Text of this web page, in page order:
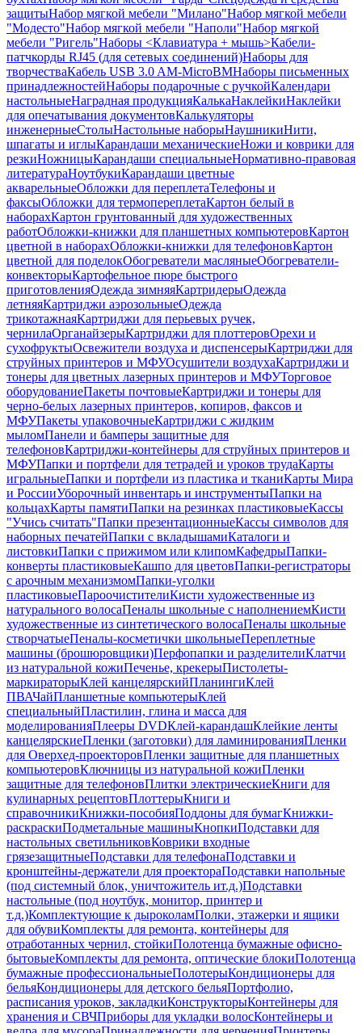
защитыНабор мягкой мебели "Милано"Набор мягкой мебели
"Модесто"Набор мягкой мебели "Наполи"Набор мягкой
мебели "Ригель"Наборы <Клавиатура + мышь>Кабели-
патчкорды RJ45 (для сетевых соединений)Наборы для
творчестваКабель USB 3.0 AM-MicroBMНаборы письменных
принадлежностейНаборы подарочные с ручкойКалендари
настольныеНаградная продукцияКалькаНаклейкиНаклейки
для опечатывания документовКалькуляторы
инженерныеСтолыНастольные наборыНаушникиНити,
шпагаты и иглыКарандаши механическиеНожи и коврики для
резкиНожницыКарандаши специальныеНормативно-правовая
литератураНоутбукиКарандаши цветные
акварельныеОбложки для переплетаТелефоны и
факсыОбложки для термопереплетаКартон белый в
наборахКартон грунтованный для художественных
работОбложки-книжки для планшетных компьютеровКартон
цветной в наборахОбложки-книжки для телефоновКартон
цветной для поделокОбогреватели масляныеОбогреватели-
конвекторыКартофельное пюре быстрого
приготовленияОдежда зимняяКартридерыОдежда
летняяКартриджи аэрозольныеОдежда
трикотажнаяКартриджи для перьевых ручек,
чернилаОрганайзерыКартриджи для плоттеровОрехи и
сухофруктыОсвежители воздуха и диспенсерыКартриджи для
струйных принтеров и МФУОсушители воздухаКартриджи и
тонеры для цветных лазерных принтеров и МФУТорговое
оборудованиеПакеты почтовыеКартриджи и тонеры для
черно-белых лазерных принтеров, копиров, факсов и
МФУПакеты упаковочныеКартриджи с жидким
мыломПанели и бамперы защитные для
телефоновКартриджи-контейнеры для струйных принтеров и
МФУПапки и портфели для тетрадей и уроков трудаКарты
игральныеПапки и портфели из пластика и тканиКарты Мира
и РоссииУборочный инвентарь и инструментыПапки на
кольцахКарты памятиПапки на резинках пластиковыеКассы
"Учись считать"Папки презентационныеКассы символов для
наборных печатейПапки с вкладышамиКаталоги и
листовкиПапки с прижимом или клипомКафедрыПапки-
конверты пластиковыеКашпо для цветовПапки-регистраторы
с арочным механизмомПапки-уголки
пластиковыеПароочистителиКисти художественные из
натурального волосаПеналы школьные с наполнениемКисти
художественные из синтетического волосаПеналы школьные
створчатыеПеналы-косметички школьныеПереплетные
машины (брошюровщики)Перфопапки и разделителиКлатчи
из натуральной кожиПеченье, крекерыПистолеты-
маркираторыКлей канцелярскийПланингиКлей
ПВАЧайПланшетные компьютерыКлей
специальныйПластилин, глина и масса для
моделированияПлееры DVDКлей-карандашКлейкие ленты
канцелярскиеПленки (заготовки) для ламинированияПленки
для Оверхед-проекторовПленки защитные для планшетных
компьютеровКлючницы из натуральной кожиПленки
защитные для телефоновПлитки электрическиеКниги для
кулинарных рецептовПлоттерыКниги и
справочникиКнижки-пособияПоддоны для бумагКнижки-
раскраскиПодметальные машиныКнопкиПодставки для
настольных светильниковКоврики входные
грязезащитныеПодставки для телефонаПодставки и
кронштейны-держатели для проектораПодставки напольные
(под системный блок, уничтожитель ит.д.)Подставки
настольные (под ноутбук, монитор, принтер и
т.д.)Комплектующие к дыроколамПолки, этажерки и ящики
для обувиКомплекты для ремонта, контейнеры для
отработанных чернил, стойкиПолотенца бумажные офисно-
бытовыеКомплекты для ремонта, оптические блокиПолотенца
бумажные профессиональныеПолотерыКондиционеры для
бельяКондиционеры для детского бельяПортфолио,
расписания уроков, закладкиКонструкторыКонтейнеры для
хранения и СВЧПриборы для укладки волосКонтейнеры и